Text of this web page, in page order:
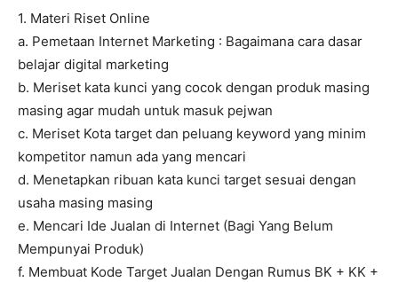
1. Materi Riset Online
a. Pemetaan Internet Marketing : Bagaimana cara dasar
belajar digital marketing
b. Meriset kata kunci yang cocok dengan produk masing
masing agar mudah untuk masuk pejwan
c. Meriset Kota target dan peluang keyword yang minim
kompetitor namun ada yang mencari
d. Menetapkan ribuan kata kunci target sesuai dengan
usaha masing masing
e. Mencari Ide Jualan di Internet (Bagi Yang Belum
Mempunyai Produk)
f. Membuat Kode Target Jualan Dengan Rumus BK + KK +